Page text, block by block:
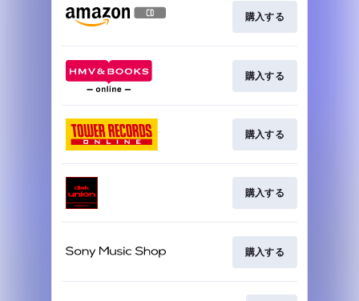
購入する
購入する
購入する
購入する
購入する